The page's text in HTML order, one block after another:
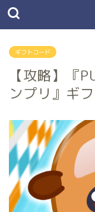
ギフトコード
【攻略】『
ンプリ』ギ